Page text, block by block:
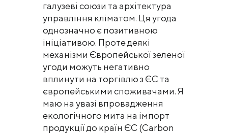
галузеві союзи та архітектура
управління кліматом. Ця угода
однозначно є позитивною
ініціативою. Проте деякі
механізми Європейської зеленої
угоди можуть негативно
вплинути на торгівлю з ЄС та
європейськими споживачами. Я
маю на увазі впровадження
екологічного мита на імпорт
продукції до країн ЄС (Carbon